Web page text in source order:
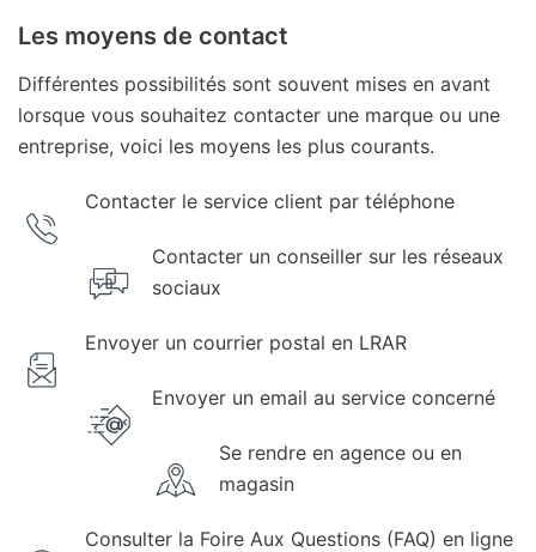
Les moyens de contact
Différentes possibilités sont souvent mises en avant
lorsque vous souhaitez contacter une marque ou une
entreprise, voici les moyens les plus courants.
Contacter le service client par téléphone
Contacter un conseiller sur les réseaux
sociaux
Envoyer un courrier postal en LRAR
Envoyer un email au service concerné
Se rendre en agence ou en
magasin
Consulter la Foire Aux Questions (FAQ) en ligne